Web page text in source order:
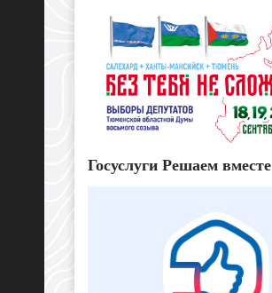
Госуслуги Решаем вместе